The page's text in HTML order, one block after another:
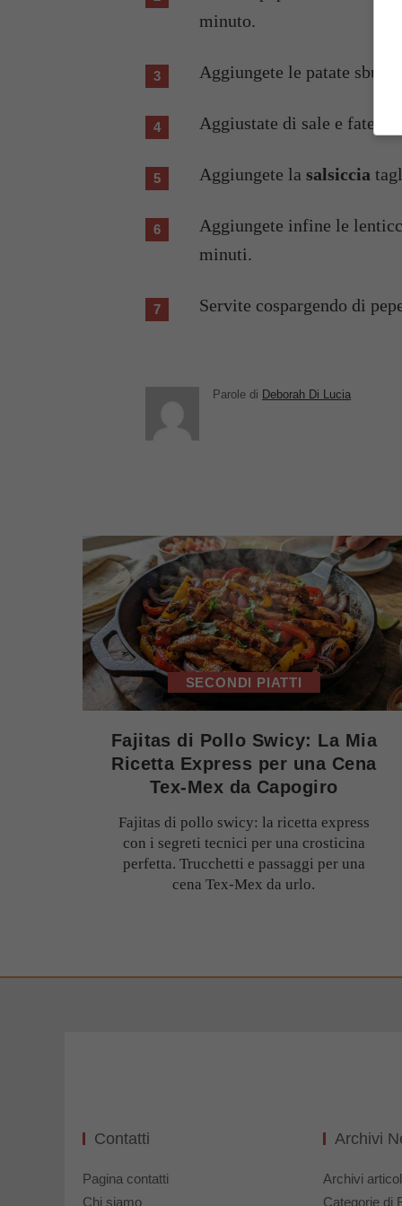
minuto.
Aggiungete le patate
Aggiustate di sale e fate
Aggiungete la salsiccia
Aggiungete infine le
minuti.
Servite cospargendo di
Parole di Deborah Di Lucia
SECONDI PIATTI
Fajitas di Pollo Swicy: La Mia
Ricetta Express per una Cena
Tex-Mex da Capogiro
Fajitas di pollo swicy: la ricetta express
con i segreti tecnici per una crosticina
perfetta. Trucchetti e passaggi per una
cena Tex-Mex da urlo.
Contatti
Pagina contatti
Chi siamo
Archivi
Archivi
Categorie di